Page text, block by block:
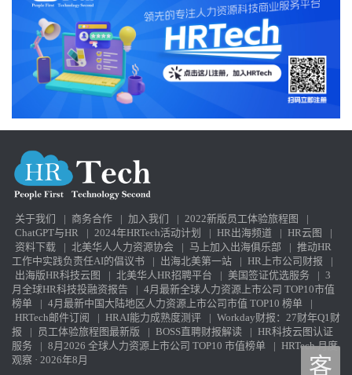
关于我们 | 商务合作 | 加入我们 | 2022新版员工体验旅程图
|
ChatGPT与HR
| 2024年HRTech活动计划 | HR出海频道 | HR云图
|
资料下载
| 北美华人人力资源协会 | 马上加入出海俱乐部 | 推动HR
工作中实践负责任AI的倡议书
| 出海北美第一站 | HR上市公司财报
|
出海版HR科技云图
| 北美华人HR招聘平台 | 美国签证优选服务 | 3
月全球HR科技投融资报告
| 4月最新全球人力资源上市公司 TOP10市值
榜单
| 4月最新中国大陆地区人力资源上市公司市值 TOP10 榜单
|
HRTech邮件订阅
| HRAI能力成熟度测评 | Workday财报：27财年Q1财
报
| 员工体验旅程图最新版 | BOSS直聘财报解读 | HR科技云图认证
服务
| 8月2026 全球人力资源上市公司 TOP10 市值榜单 | HRTech 月度
观察 · 2026年8月
客